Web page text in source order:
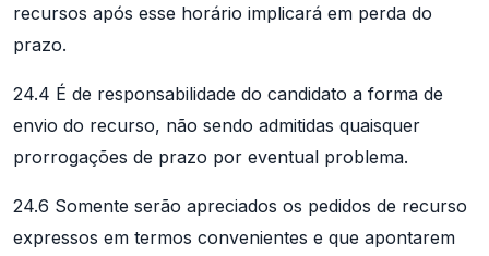
recursos após esse horário implicará em perda do
prazo.
24.4 É de responsabilidade do candidato a forma de
envio do recurso, não sendo admitidas quaisquer
prorrogações de prazo por eventual problema.
24.6 Somente serão apreciados os pedidos de recurso
expressos em termos convenientes e que apontarem